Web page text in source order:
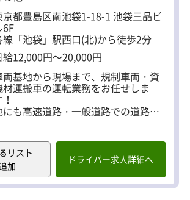
画的に着実に丁寧に仕事がしたい
、自分の時間を大切にしたい人、ぜ
ご応募お待ちしています！
の運転等などの負担は一切なし。 ・
充実の福利厚生。 ※最初の2ヶ
等の警備業をお任せします。
京都豊島区南池袋1-18-1 池袋三品ビ
6F
線「池袋」駅西口(北)から徒歩2分
給12,000円～20,000円
両基地から現場まで、規制車両・資
材運搬車の運転業務をお任せしま
にも高速道路・一般道路での道路規
工事現場等の交通規制が必要な場所
識や、カラーコーン等の規制帯を
置
工事中は車両の誘導
終了したら速やかに規制帯を撤去
リスト
加
ドライバー求人詳細へ